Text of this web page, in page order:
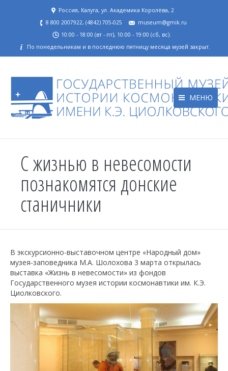
Россия, Калуга, ул. Академика Королёва, 2
8 800 2007922, (4842) 705-025
museum@gmik.ru
10:00 - 18:00 (вт - пт), 10:00 - 19:00 (сб, вс).
По понедельникам и в последнюю пятницу месяца музей закрыт.
МЕНЮ
С жизнью в невесомости
познакомятся донские
станичники
В экскурсионно-выставочном центре «Народный дом»
музея-заповедника М.А. Шолохова 3 марта открылась
выставка «Жизнь в невесомости» из фондов
Государственного музея истории космонавтики им. К.Э.
Циолковского.